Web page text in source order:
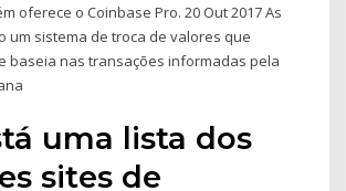
oferece o Coinbase Pro. 20 Out 2017 As
um sistema de troca de valores que
baseia nas transações informadas pela
uma lista dos
sites de